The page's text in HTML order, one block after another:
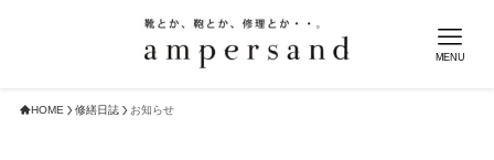
MENU
HOME 修繕日誌 お知らせ